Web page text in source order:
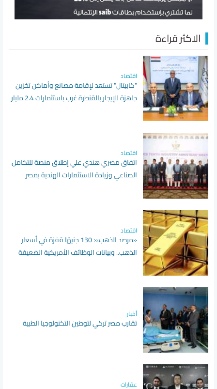
الاكثر قراءة
اقتصاد
"كابيتال" تستعد لإقامة مصانع وأماكن تخزين
جاهزة للإيجار بالقنطرة غرب باستثمارات 2.4 مليار
اقتصاد
اتفاق مصري هندي علي إطلاق منصة للتكامل
الصناعي وزيادة الاستثمارات الهندية بمصر
اقتصاد
«مرصد الذهب»: 130 جنيهًا قفزة في أسعار
الذهب.. وبيانات الوظائف الأمريكية الضعيفة
أخبار
تقارب مصر تركي لتوطين التكنولوجيا الطبية
عقارات